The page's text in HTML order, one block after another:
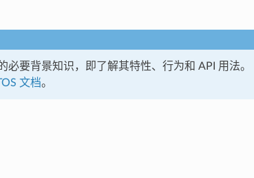
必要背景知识，即了解其特性、行为和 API 用法。
文档。